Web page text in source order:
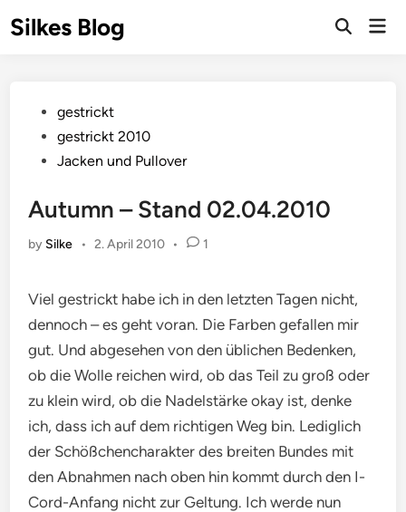
toSilkes Blog
Postedgestrickt
gestrickt 2010
Jacken und Pullover
Autumn – Stand 02.04.2010
by Silke • 2. April 2010 • 1
Viel gestrickt habe ich in den letzten Tagen nicht,
dennoch – es geht voran. Die Farben gefallen mir
gut. Und abgesehen von den üblichen Bedenken,
ob die Wolle reichen wird, ob das Teil zu groß oder
zu klein wird, ob die Nadelstärke okay ist, denke
ich, dass ich auf dem richtigen Weg bin. Lediglich
der Schößchencharakter des breiten Bundes mit
den Abnahmen nach oben hin kommt durch den I-
Cord-Anfang nicht zur Geltung. Ich werde nun